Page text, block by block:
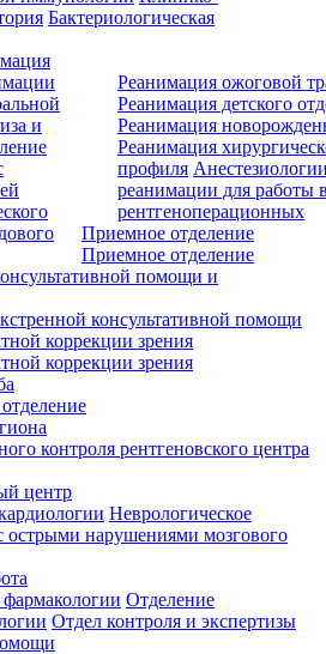
Бактериологическая
и
Реанимация ожоговой
Реанимация детского
Реанимация
Реанимация
профиля
реанимации для работы
рентгеноперационных
Приемное отделение
Приемное отделение
помощи и
консультативной помощи
коррекции зрения
коррекции зрения
контроля рентгеновского центра
центр
Неврологическое
острыми нарушениями мозгового
Отделение
Отдел контроля и экспертизы